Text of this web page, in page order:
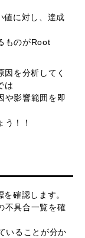
値に対し、達成
ものがRoot
を分析してく
は
や影響範囲を即
！！
確認します。
不具合一覧を確
いることが分か